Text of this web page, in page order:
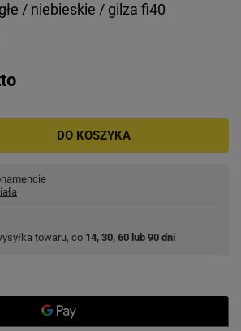
/ niebieskie / gilza fi40
DO KOSZYKA
towaru, co 14, 30, 60 lub 90 dni